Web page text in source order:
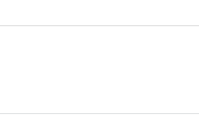
협 통행 항로 합의" 이란 외무부 대변인
논란' 대한축구협회·축구회관 등 압수수
제301조 과잉생산 결과 발표 8월 중 예
카 발동…4%대 급락
추천 부시장에 백승주·윤난실